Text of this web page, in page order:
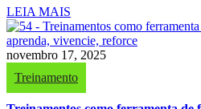
LEIA MAIS
novembro 17, 2025
Treinamento